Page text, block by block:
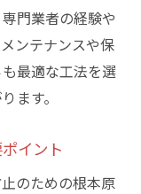
門業者の経験や
ンテナンスや保
最適な工法を選
ます。
イント
のための根本原